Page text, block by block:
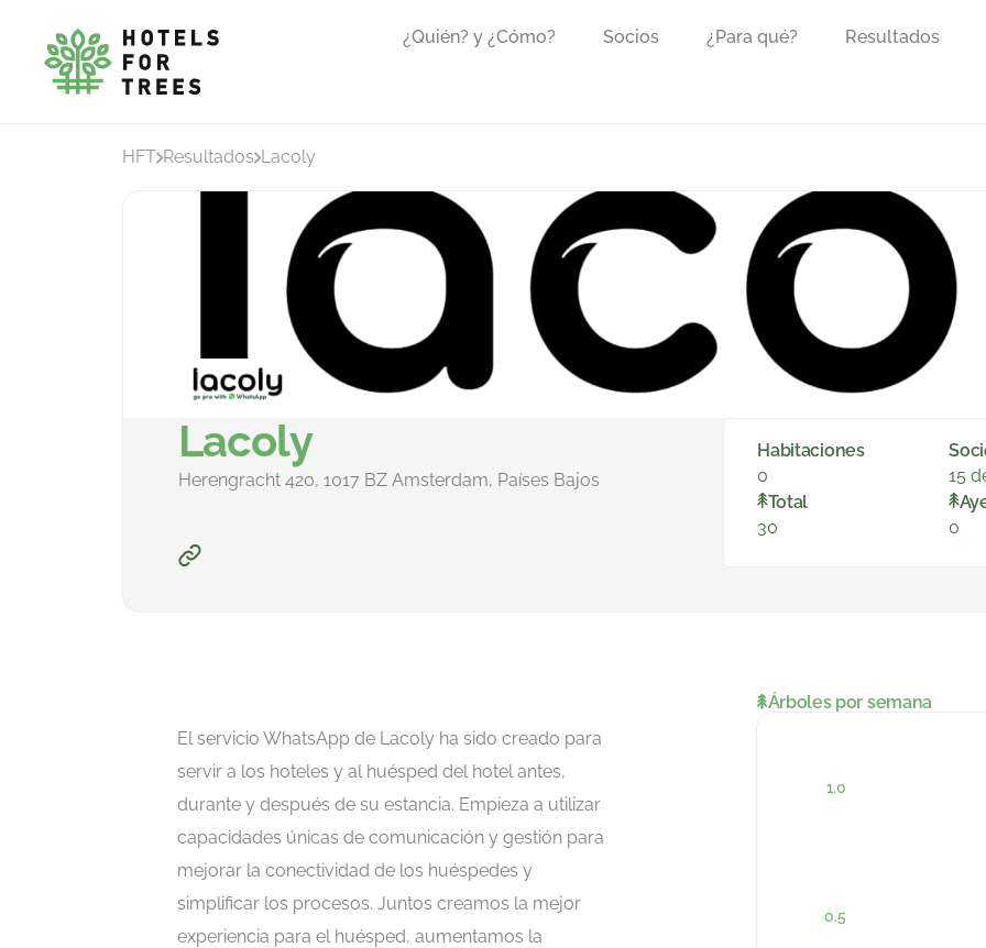
¿Quién? y ¿Cómo? Socios ¿Para qué? Resultados
HFT Resultados Lacoly
Lacoly
Herengracht 420, 1017 BZ Amsterdam, Países Bajos
Habitaciones
0
15
Total
30
0
El servicio WhatsApp de Lacoly ha sido creado para
servir a los hoteles y al huésped del hotel antes,
durante y después de su estancia. Empieza a utilizar
capacidades únicas de comunicación y gestión para
mejorar la conectividad de los huéspedes y
simplificar los procesos. Juntos creamos la mejor
experiencia para el huésped, aumentamos la
Árboles por semana